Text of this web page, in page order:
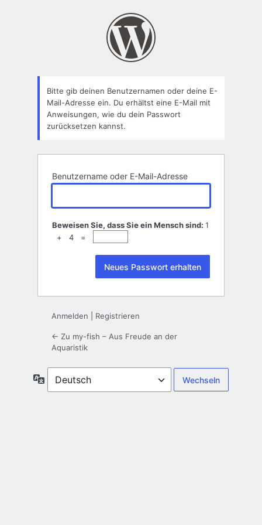
Bitte gib deinen Benutzernamen oder deine E-
Mail-Adresse ein. Du erhältst eine E-Mail mit
Anweisungen, wie du dein Passwort
zurücksetzen kannst.
Benutzername oder E-Mail-Adresse
Beweisen Sie, dass Sie ein Mensch sind: 1
+ 4 =
Anmelden Registrieren
← Zu my-fish – Aus Freude an der
Aquaristik
Sprache